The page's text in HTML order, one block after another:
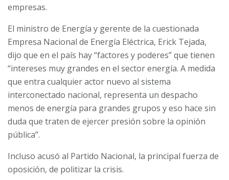
empresas.
El ministro de Energía y gerente de la cuestionada
Empresa Nacional de Energía Eléctrica, Erick Tejada,
dijo que en el país hay “factores y poderes” que tienen
“intereses muy grandes en el sector energía. A medida
que entra cualquier actor nuevo al sistema
interconectado nacional, representa un despacho
menos de energía para grandes grupos y eso hace sin
duda que traten de ejercer presión sobre la opinión
pública”.
Incluso acusó al Partido Nacional, la principal fuerza de
oposición, de politizar la crisis.